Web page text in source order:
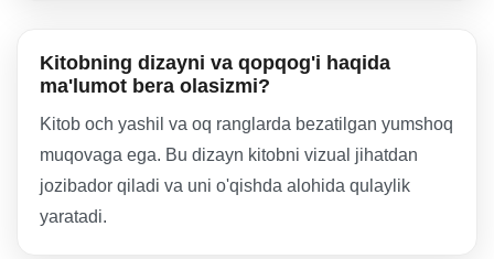
Kitobning dizayni va qopqog'i haqida
ma'lumot bera olasizmi?
Kitob och yashil va oq ranglarda bezatilgan yumshoq
muqovaga ega. Bu dizayn kitobni vizual jihatdan
jozibador qiladi va uni o'qishda alohida qulaylik
yaratadi.